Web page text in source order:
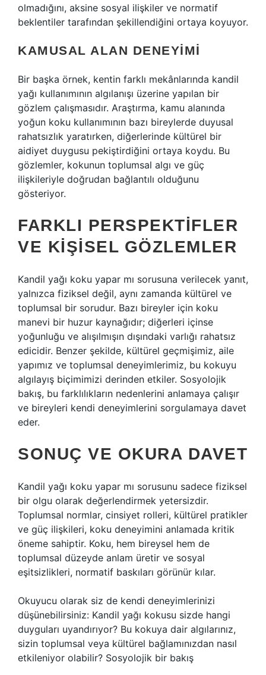
olmadığını, aksine sosyal ilişkiler ve normatif
beklentiler tarafından şekillendiğini ortaya koyuyor.
KAMUSAL ALAN DENEYIMI
Bir başka örnek, kentin farklı mekânlarında kandil
yağı kullanımının algılanışı üzerine yapılan bir
gözlem çalışmasıdır. Araştırma, kamu alanında
yoğun koku kullanımının bazı bireylerde duyusal
rahatsızlık yaratırken, diğerlerinde kültürel bir
aidiyet duygusu pekiştirdiğini ortaya koydu. Bu
gözlemler, kokunun toplumsal algı ve güç
ilişkileriyle doğrudan bağlantılı olduğunu
gösteriyor.
FARKLI PERSPEKTIFLER
VE KIŞISEL GÖZLEMLER
Kandil yağı koku yapar mı sorusuna verilecek yanıt,
yalnızca fiziksel değil, aynı zamanda kültürel ve
toplumsal bir sorudur. Bazı bireyler için koku
manevi bir huzur kaynağıdır; diğerleri içinse
yoğunluğu ve alışılmışın dışındaki varlığı rahatsız
edicidir. Benzer şekilde, kültürel geçmişimiz, aile
yapımız ve toplumsal deneyimlerimiz, bu kokuyu
algılayış biçimimizi derinden etkiler. Sosyolojik
bakış, bu farklılıkların nedenlerini anlamaya çalışır
ve bireyleri kendi deneyimlerini sorgulamaya davet
eder.
SONUÇ VE OKURA DAVET
Kandil yağı koku yapar mı sorusunu sadece fiziksel
bir olgu olarak değerlendirmek yetersizdir.
Toplumsal normlar, cinsiyet rolleri, kültürel pratikler
ve güç ilişkileri, koku deneyimini anlamada kritik
öneme sahiptir. Koku, hem bireysel hem de
toplumsal düzeyde anlam üretir ve sosyal
eşitsizlikleri, normatif baskıları görünür kılar.
Okuyucu olarak siz de kendi deneyimlerinizi
düşünebilirsiniz: Kandil yağı kokusu sizde hangi
duyguları uyandırıyor? Bu kokuya dair algılarınız,
sizin toplumsal veya kültürel bağlamınızdan nasıl
etkileniyor olabilir? Sosyolojik bir bakış